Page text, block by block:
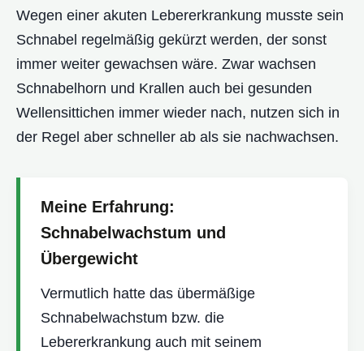
Wegen einer akuten Lebererkrankung musste sein
Schnabel regelmäßig gekürzt werden, der sonst
immer weiter gewachsen wäre. Zwar wachsen
Schnabelhorn und Krallen auch bei gesunden
Wellensittichen immer wieder nach, nutzen sich in
der Regel aber schneller ab als sie nachwachsen.
Meine Erfahrung:
Schnabelwachstum und
Übergewicht
Vermutlich hatte das übermäßige
Schnabelwachstum bzw. die
Lebererkrankung auch mit seinem